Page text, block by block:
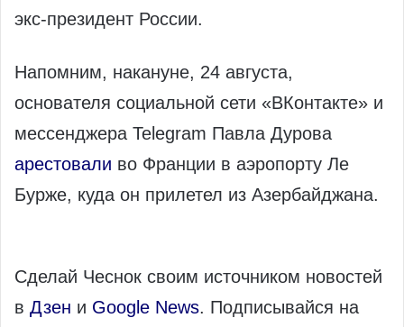
экс-президент России.
Напомним, накануне, 24 августа,
основателя социальной сети «ВКонтакте» и
мессенджера Telegram Павла Дурова
арестовали во Франции в аэропорту Ле
Бурже, куда он прилетел из Азербайджана.
Сделай Чеснок своим источником новостей
в Дзен и Google News. Подписывайся на